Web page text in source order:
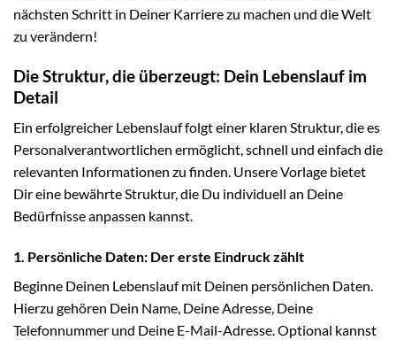
nächsten Schritt in Deiner Karriere zu machen und die Welt
zu verändern!
Die Struktur, die überzeugt: Dein Lebenslauf im
Detail
Ein erfolgreicher Lebenslauf folgt einer klaren Struktur, die es
Personalverantwortlichen ermöglicht, schnell und einfach die
relevanten Informationen zu finden. Unsere Vorlage bietet
Dir eine bewährte Struktur, die Du individuell an Deine
Bedürfnisse anpassen kannst.
1. Persönliche Daten: Der erste Eindruck zählt
Beginne Deinen Lebenslauf mit Deinen persönlichen Daten.
Hierzu gehören Dein Name, Deine Adresse, Deine
Telefonnummer und Deine E-Mail-Adresse. Optional kannst